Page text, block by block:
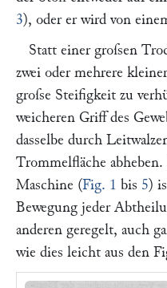
3), oder er wird von
Statt einer groſsen
zwei oder mehrere
groſse Steifigkeit zu
weicheren Griff des
dasselbe durch
Trommelfläche
Maschine (Fig. 1 bis 5)
Bewegung jeder
anderen geregelt, auch
wie dies leicht aus den